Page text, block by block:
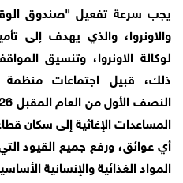
يجب سرعة تفعيل "صندوق
والاونروا، والذي يهدف إلى
لوكالة الاونروا، وتنسيق
ذلك، قبيل اجتماعات منظمة
المساعدات الإغاثية إلى سكان
أي عوائق، ورفع جميع القيود
المواد الغذائية والإنسانية